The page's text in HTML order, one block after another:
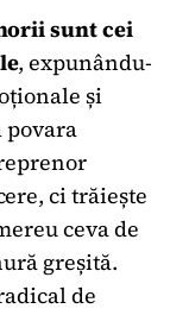
sunt cei
, expunându-
și
povara
ci trăiește
ceva de
greșită.
de